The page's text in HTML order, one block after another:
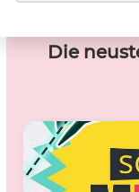
Die